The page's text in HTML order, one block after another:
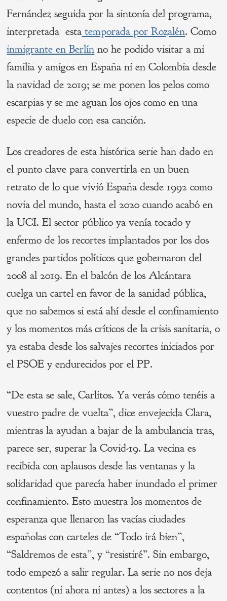
Fernández seguida por la sintonía del programa,
interpretada esta temporada por Rozalén. Como
inmigrante en Berlín no he podido visitar a mi
familia y amigos en España ni en Colombia desde
la navidad de 2019; se me ponen los pelos como
escarpias y se me aguan los ojos como en una
especie de duelo con esa canción.
Los creadores de esta histórica serie han dado en
el punto clave para convertirla en un buen
retrato de lo que vivió España desde 1992 como
novia del mundo, hasta el 2020 cuando acabó en
la UCI. El sector público ya venía tocado y
enfermo de los recortes implantados por los dos
grandes partidos políticos que gobernaron del
2008 al 2019. En el balcón de los Alcántara
cuelga un cartel en favor de la sanidad pública,
que no sabemos si está ahí desde el confinamiento
y los momentos más críticos de la crisis sanitaria, o
ya estaba desde los salvajes recortes iniciados por
el PSOE y endurecidos por el PP.
“De esta se sale, Carlitos. Ya verás cómo tenéis a
vuestro padre de vuelta”, dice envejecida Clara,
mientras la ayudan a bajar de la ambulancia tras,
parece ser, superar la Covid-19. La vecina es
recibida con aplausos desde las ventanas y la
solidaridad que parecía haber inundado el primer
confinamiento. Esto muestra los momentos de
esperanza que llenaron las vacías ciudades
españolas con carteles de “Todo irá bien”,
“Saldremos de esta”, y “resistiré”. Sin embargo,
todo empezó a salir regular. La serie no nos deja
contentos (ni ahora ni antes) a los sectores a la